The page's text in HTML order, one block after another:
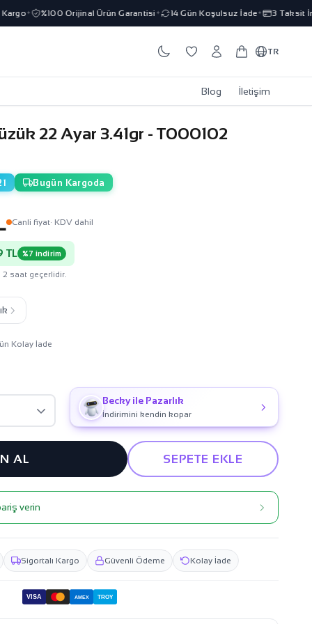
✦ %100 Orijinal Ürün Garantisi✦ 14 Gün Koşulsuz İade ✦ 3 Taksit
TR
Blog İletişim
22 Ayar 3.41gr - T000102
Bugün Kargoda
Canli fiyat· KDV dahil
TL %7 indirim
2 saat geçerlidir.
Kolay İade
Becky ile Pazarlık
İndirimini kendin kopar
AL SEPETE EKLE
verin
Sigortalı Kargo Güvenli Ödeme Kolay İade
VISA AMEX TROY